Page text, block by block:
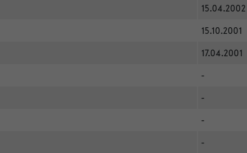
15.04.2002
15.10.2001
17.04.2001
-
-
-
-